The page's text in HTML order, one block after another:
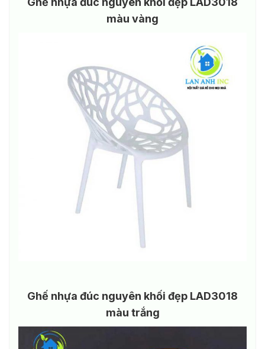
màu vàng
Ghế nhựa đúc nguyên khối đẹp LAD3018
màu trắng